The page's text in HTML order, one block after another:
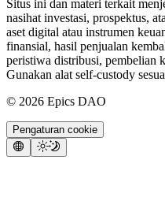
Situs ini dan materi terkait
nasihat investasi, prospektus,
aset digital atau instrumen
finansial, hasil penjualan
peristiwa distribusi, pembelian
Gunakan alat self-custody
© 2026 Epics DAO
Pengaturan cookie